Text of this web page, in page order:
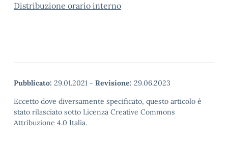
Distribuzione orario interno
Pubblicato: 29.01.2021 - Revisione: 29.06.2023
Eccetto dove diversamente specificato, questo articolo è
stato rilasciato sotto Licenza Creative Commons
Attribuzione 4.0 Italia.